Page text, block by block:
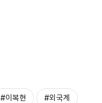
#이복현 #외국계